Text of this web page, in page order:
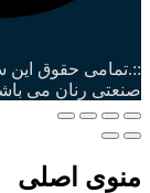
::.تمامی حقوق
صنعتی رنان می
منوی اصلی